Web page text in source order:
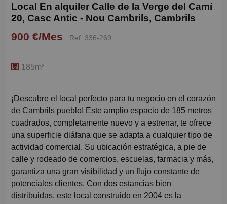
Local En alquiler Calle de la Verge del Camí
20, Casc Antic - Nou Cambrils, Cambrils
900 €/Mes Ref. 336-269
185m²
¡Descubre el local perfecto para tu negocio en el corazón
de Cambrils pueblo! Este amplio espacio de 185 metros
cuadrados, completamente nuevo y a estrenar, te ofrece
una superficie diáfana que se adapta a cualquier tipo de
actividad comercial. Su ubicación estratégica, a pie de
calle y rodeado de comercios, escuelas, farmacia y más,
garantiza una gran visibilidad y un flujo constante de
potenciales clientes. Con dos estancias bien
distribuidas, este local construido en 2004 es la